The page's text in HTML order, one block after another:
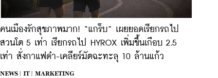
คนเมืองรักสุขภาพมาก! “แกร็บ” เผยยอดเรียกรถไป
สวนโต 5 เท่า เรียกรถไป HYROX เพิ่มขึ้นเกือบ 2.5
เท่า สั่งกาแฟดำ-เคลียร์มัตฉะทะลุ 10 ล้านแก้ว
NEWS | IT |
MARKETING